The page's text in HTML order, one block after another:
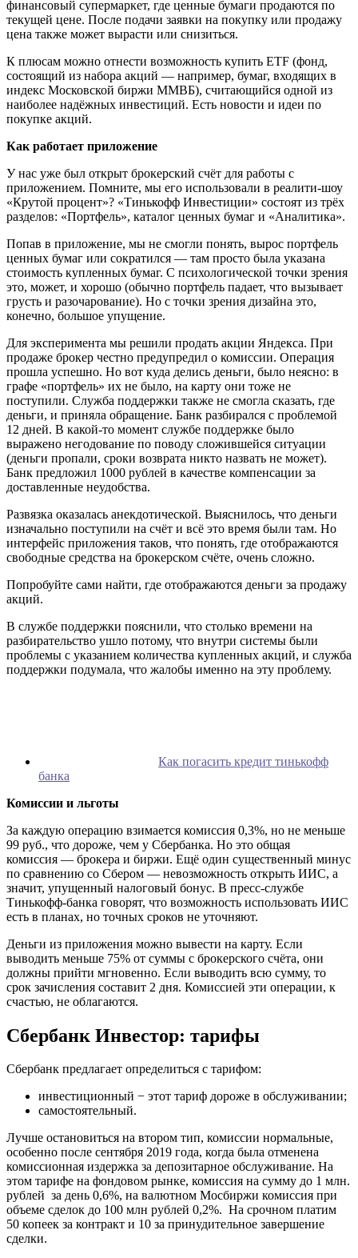
финансовый супермаркет, где ценные бумаги продаются по
текущей цене. После подачи заявки на покупку или продажу
цена также может вырасти или снизиться.
К плюсам можно отнести возможность купить ETF (фонд,
состоящий из набора акций — например, бумаг, входящих в
индекс Московской биржи ММВБ), считающийся одной из
наиболее надёжных инвестиций. Есть новости и идеи по
покупке акций.
Как работает приложение
У нас уже был открыт брокерский счёт для работы с
приложением. Помните, мы его использовали в реалити-шоу
«Крутой процент»? «Тинькофф Инвестиции» состоят из трёх
разделов: «Портфель», каталог ценных бумаг и «Аналитика».
Попав в приложение, мы не смогли понять, вырос портфель
ценных бумаг или сократился — там просто была указана
стоимость купленных бумаг. С психологической точки зрения
это, может, и хорошо (обычно портфель падает, что вызывает
грусть и разочарование). Но с точки зрения дизайна это,
конечно, большое упущение.
Для эксперимента мы решили продать акции Яндекса. При
продаже брокер честно предупредил о комиссии. Операция
прошла успешно. Но вот куда делись деньги, было неясно: в
графе «портфель» их не было, на карту они тоже не
поступили. Служба поддержки также не смогла сказать, где
деньги, и приняла обращение. Банк разбирался с проблемой
12 дней. В какой-то момент службе поддержке было
выражено негодование по поводу сложившейся ситуации
(деньги пропали, сроки возврата никто назвать не может).
Банк предложил 1000 рублей в качестве компенсации за
доставленные неудобства.
Развязка оказалась анекдотической. Выяснилось, что деньги
изначально поступили на счёт и всё это время были там. Но
интерфейс приложения таков, что понять, где отображаются
свободные средства на брокерском счёте, очень сложно.
Попробуйте сами найти, где отображаются деньги за продажу
акций.
В службе поддержки пояснили, что столько времени на
разбирательство ушло потому, что внутри системы были
проблемы с указанием количества купленных акций, и служба
поддержки подумала, что жалобы именно на эту проблему.
Как погасить кредит тинькофф
банка
Комиссии и льготы
За каждую операцию взимается комиссия 0,3%, но не меньше
99 руб., что дороже, чем у Сбербанка. Но это общая
комиссия — брокера и биржи. Ещё один существенный минус
по сравнению со Сбером — невозможность открыть ИИС, а
значит, упущенный налоговый бонус. В пресс-службе
Тинькофф-банка говорят, что возможность использовать ИИС
есть в планах, но точных сроков не уточняют.
Деньги из приложения можно вывести на карту. Если
выводить меньше 75% от суммы с брокерского счёта, они
должны прийти мгновенно. Если выводить всю сумму, то
срок зачисления составит 2 дня. Комиссией эти операции, к
счастью, не облагаются.
Сбербанк Инвестор: тарифы
Сбербанк предлагает определиться с тарифом:
инвестиционный − этот тариф дороже в обслуживании;
самостоятельный.
Лучше остановиться на втором тип, комиссии нормальные,
особенно после сентября 2019 года, когда была отменена
комиссионная издержка за депозитарное обслуживание. На
этом тарифе на фондовом рынке, комиссия на сумму до 1 млн.
рублей за день 0,6%, на валютном Мосбиржи комиссия при
объеме сделок до 100 млн рублей 0,2%. На срочном платим
50 копеек за контракт и 10 за принудительное завершение
сделки.